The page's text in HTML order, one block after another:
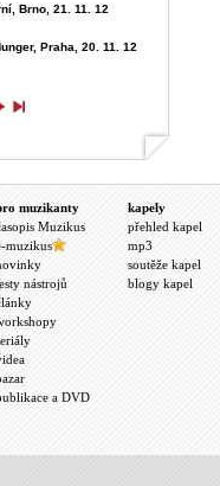
Brno, 21. 11. 12
Praha, 20. 11. 12
muzikanty
Muzikus
muzikus
nástrojů
a DVD
kapely
přehled kapel
mp3
soutěže kapel
blogy kapel